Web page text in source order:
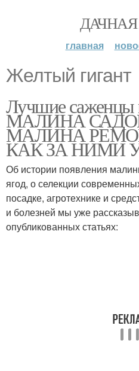
главная
Желтый гигант
Лучшие
МАЛИНА
МАЛИНА
КАК ЗА НИМИ
Об истории появления
ягод, о селекции
посадке, агротехнике и
и болезней мы уже
опубликованных статьях: